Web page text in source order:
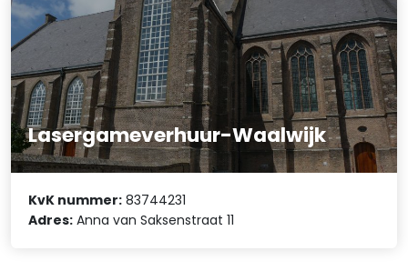
Lasergameverhuur-Waalwijk
KvK nummer: 83744231
Adres: Anna van Saksenstraat 11